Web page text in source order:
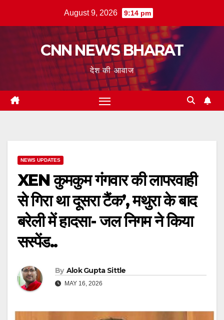
August 9, 2026 9:14 pm
CNN NEWS BHARAT
देश की आवाज
NEWS UPDATES
XEN कुमकुम गंगवार की लापरवाही
से गिरा था दूसरा टैंक’, मथुरा के बाद
बरेली में हादसा- जल निगम ने किया
सस्पेंड..
By Alok Gupta Sittle
MAY 16, 2026